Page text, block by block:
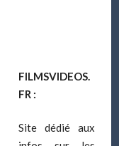
FILMSVIDEOS.
FR :
Site dédié aux